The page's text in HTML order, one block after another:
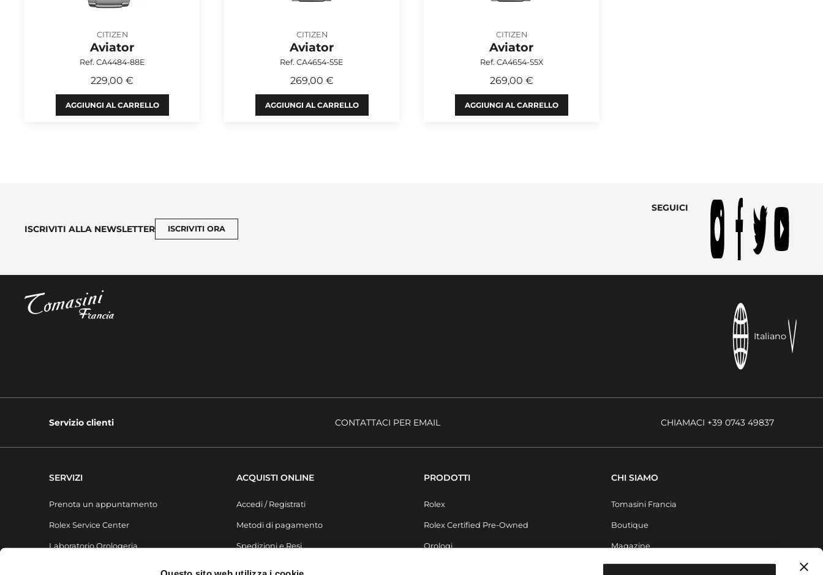
CITIZEN
Aviator
Ref. CA4484-88E
229,00 €
AGGIUNGI AL CARRELLO
CITIZEN
Aviator
Ref. CA4654-55E
269,00 €
AGGIUNGI AL CARRELLO
CITIZEN
Aviator
Ref. CA4654-55X
269,00 €
AGGIUNGI AL CARRELLO
ISCRIVITI ALLA NEWSLETTER ISCRIVITI ORA
SEGUICI
Italiano
Servizio clienti CONTATTACI PER EMAIL CHIAMACI +39 0743 49837
SERVIZI
Prenota un appuntamento
Rolex Service Center
Laboratorio Orologeria
ACQUISTI ONLINE
Accedi / Registrati
Metodi di pagamento
Spedizioni e Resi
PRODOTTI
Rolex
Rolex Certified Pre-Owned
Orologi
CHI SIAMO
Tomasini Francia
Boutique
Magazine
Contatti